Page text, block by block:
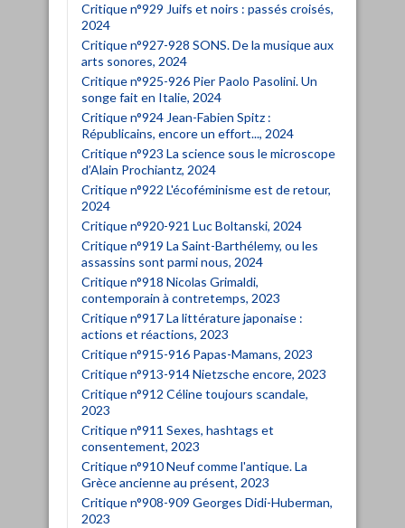
Critique n°929 Juifs et noirs : passés croisés,
2024
Critique n°927-928 SONS. De la musique aux
arts sonores, 2024
Critique n°925-926 Pier Paolo Pasolini. Un
songe fait en Italie, 2024
Critique n°924 Jean-Fabien Spitz :
Républicains, encore un effort..., 2024
Critique n°923 La science sous le microscope
d’Alain Prochiantz, 2024
Critique n°922 L'écoféminisme est de retour,
2024
Critique n°920-921 Luc Boltanski, 2024
Critique n°919 La Saint-Barthélemy, ou les
assassins sont parmi nous, 2024
Critique n°918 Nicolas Grimaldi,
contemporain à contretemps, 2023
Critique n°917 La littérature japonaise :
actions et réactions, 2023
Critique n°915-916 Papas-Mamans, 2023
Critique n°913-914 Nietzsche encore, 2023
Critique n°912 Céline toujours scandale,
2023
Critique n°911 Sexes, hashtags et
consentement, 2023
Critique n°910 Neuf comme l'antique. La
Grèce ancienne au présent, 2023
Critique n°908-909 Georges Didi-Huberman,
2023